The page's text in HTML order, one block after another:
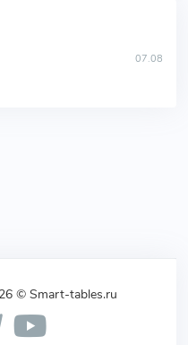
07.08
© Smart-tables.ru